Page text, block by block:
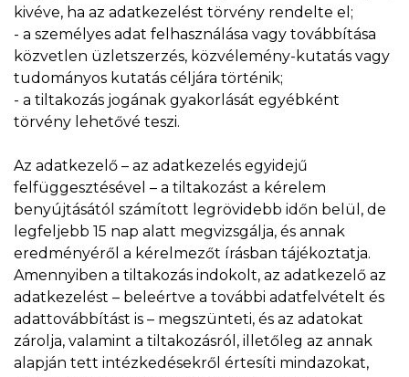
kivéve, ha az adatkezelést törvény rendelte el;
- a személyes adat felhasználása vagy továbbítása
közvetlen üzletszerzés, közvélemény-kutatás vagy
tudományos kutatás céljára történik;
- a tiltakozás jogának gyakorlását egyébként
törvény lehetővé teszi.
Az adatkezelő – az adatkezelés egyidejű
felfüggesztésével – a tiltakozást a kérelem
benyújtásától számított legrövidebb időn belül, de
legfeljebb 15 nap alatt megvizsgálja, és annak
eredményéről a kérelmezőt írásban tájékoztatja.
Amennyiben a tiltakozás indokolt, az adatkezelő az
adatkezelést – beleértve a további adatfelvételt és
adattovábbítást is – megszünteti, és az adatokat
zárolja, valamint a tiltakozásról, illetőleg az annak
alapján tett intézkedésekről értesíti mindazokat,